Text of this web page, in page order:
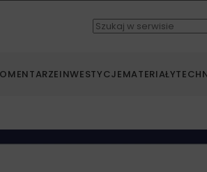
INWESTYCJEMATERIAŁY